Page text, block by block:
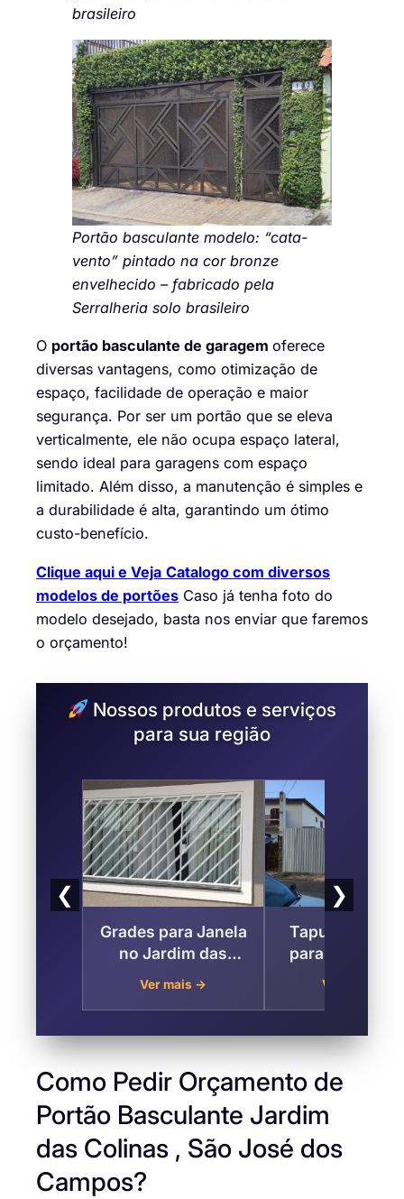
brasileiro
Portão basculante modelo: “cata-
vento” pintado na cor bronze
envelhecido – fabricado pela
Serralheria solo brasileiro
O portão basculante de garagem oferece
diversas vantagens, como otimização de
espaço, facilidade de operação e maior
segurança. Por ser um portão que se eleva
verticalmente, ele não ocupa espaço lateral,
sendo ideal para garagens com espaço
limitado. Além disso, a manutenção é simples e
a durabilidade é alta, garantindo um ótimo
custo-benefício.
Clique aqui e Veja Catalogo com diversos
modelos de portões Caso já tenha foto do
modelo desejado, basta nos enviar que faremos
o orçamento!
Nossos produtos e serviços
para sua região
❮
Grades para Janela
no Jardim das
Colinas, São José
dos Campos
Ver mais →
Tapume
para
Ver mais →
❯
Como Pedir Orçamento de
Portão Basculante Jardim
das Colinas , São José dos
Campos?